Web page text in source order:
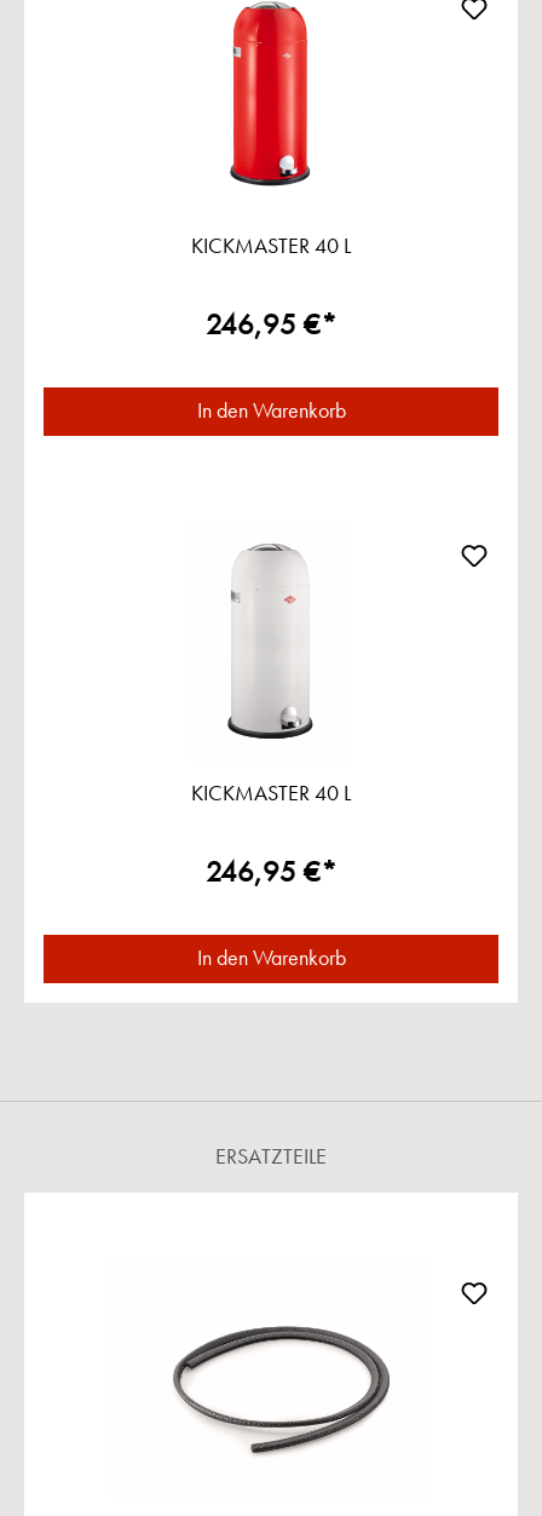
KICKMASTER 40 L
246,95 €*
In den Warenkorb
KICKMASTER 40 L
246,95 €*
In den Warenkorb
ERSATZTEILE